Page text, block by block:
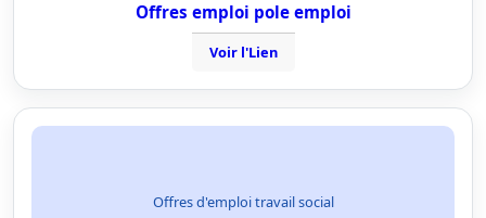
Offres emploi pole emploi
Voir l'Lien
Offres d'emploi travail social